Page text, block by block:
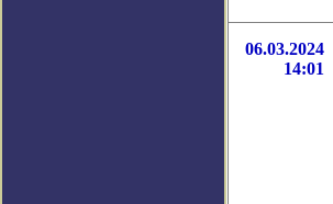
06.03.2024
14:01